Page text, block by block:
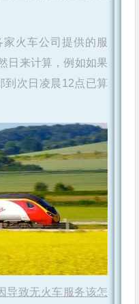
火车公司提供的服
日来计算，例如如果
到次日凌晨12点已算
导致无火车服务该怎